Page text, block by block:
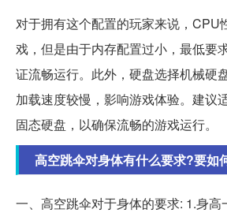
对于拥有这个配置的玩家来说，CPU
戏，但是由于内存配置过小，最低要
证流畅运行。此外，硬盘选择机械硬
加载速度较慢，影响游戏体验。建议
固态硬盘，以确保流畅的游戏运行。
高空跳伞对身体有什么要求?要如
一、高空跳伞对于身体的要求: 1.身高